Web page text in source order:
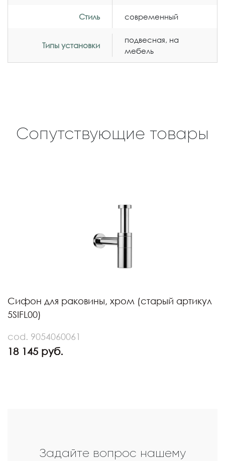
Стиль современный
Типы установки
подвесная, на
мебель
Сопутствующие товары
Сифон для раковины, хром (старый артикул
5SIFL00)
cod. 9054060061
18 145 руб.
Задайте вопрос нашему